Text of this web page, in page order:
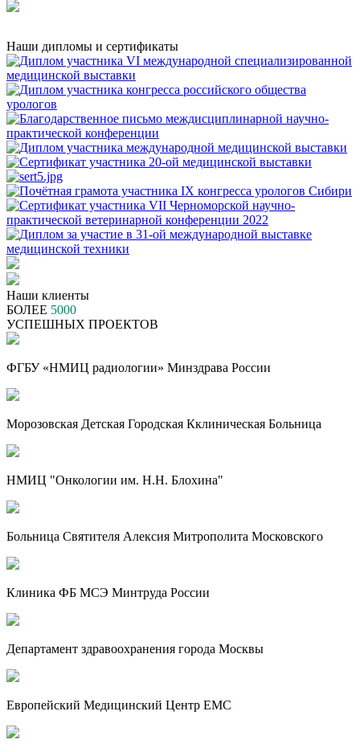
Наши дипломы и сертификаты
Наши клиенты
БОЛЕЕ 5000
УСПЕШНЫХ ПРОЕКТОВ
ФГБУ «НМИЦ радиологии» Минздрава России
Морозовская Детская Городская Кклиническая Больница
НМИЦ "Онкологии им. Н.Н. Блохина"
Больница Святителя Алексия Митрополита Московского
Клиника ФБ МСЭ Минтруда России
Департамент здравоохранения города Москвы
Европейский Медицинский Центр EMC